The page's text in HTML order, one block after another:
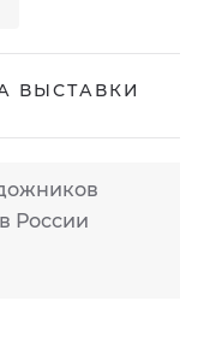
ВЫСТАВКИ
России